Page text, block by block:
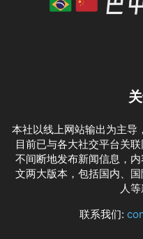
本社以线上网站输出为主导
目前已与各大社交平台关
不间断地发布新闻信息，
文两大版本，包括国内、
人等
联系我们: